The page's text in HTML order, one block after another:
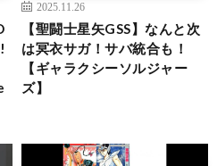
2025.11.26
【聖闘士星矢GSS】なんと次
は冥衣サガ！サバ統合も！
【ギャラクシーソルジャー
ズ】